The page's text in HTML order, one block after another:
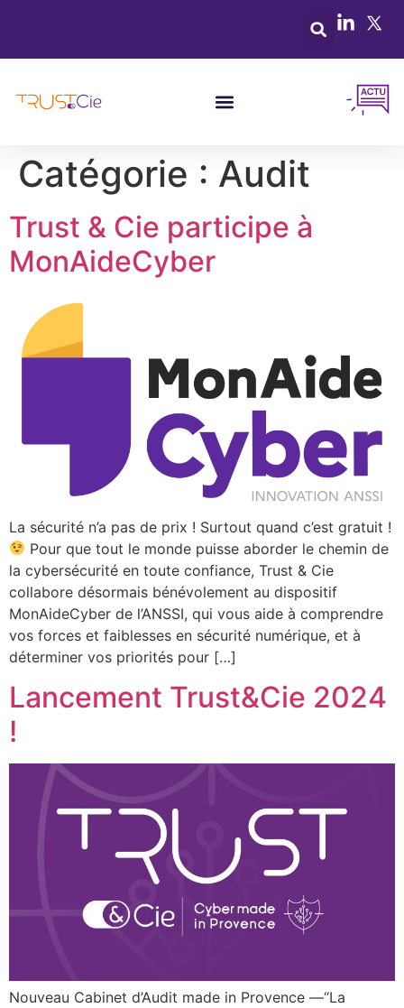
Catégorie : Audit
Trust & Cie participe à
MonAideCyber
La sécurité n’a pas de prix ! Surtout quand c’est gratuit !
Pour que tout le monde puisse aborder le chemin de
la cybersécurité en toute confiance, Trust & Cie
collabore désormais bénévolement au dispositif
MonAideCyber de l’ANSSI, qui vous aide à comprendre
vos forces et faiblesses en sécurité numérique, et à
déterminer vos priorités pour […]
Lancement Trust&Cie 2024
!
Nouveau Cabinet d’Audit made in Provence —“La